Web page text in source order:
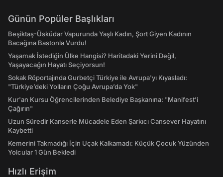
Günün Popüler Başlıkları
Beşiktaş-Üsküdar Vapurunda Yaşlı Kadın, Şort Giyen Kadının
Bacağına Bastonla Vurdu!
Yaşamak İstediğin Ülke Hangisi? Haritadaki Yerini Değil,
Yaşayacağın Hayatı Seçiyorsun!
Sokak Röportajında Gurbetçi Türkiye ile Avrupa'yı Kıyasladı:
"Türkiye’deki Yolların Çoğu Avrupa’da Yok"
Kur'an Kursu Öğrencilerinden Belediye Başkanına: "Manifest’i
Çağırın"
Uzun Süredir Kanserle Mücadele Eden Şarkıcı Cansever Hayatını
Kaybetti
Kemerini Takmadığı İçin Uçak Kalkamadı: Küçük Çocuk Yüzünden
Yolcular 1 Gün Bekledi
Hızlı Erişim